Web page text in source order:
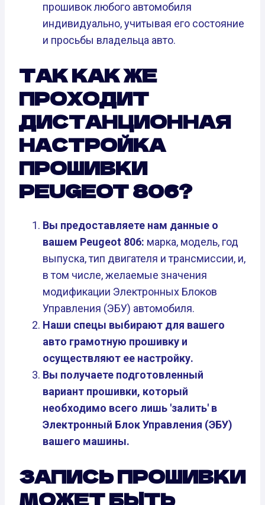
прошивок любого автомобиля
индивидуально, учитывая его состояние
и просьбы владельца авто.
ТАК КАК ЖЕ
ПРОХОДИТ
ДИСТАНЦИОННАЯ
НАСТРОЙКА
ПРОШИВКИ
PEUGEOT 806?
Вы предоставляете нам данные о
вашем Peugeot 806: марка, модель, год
выпуска, тип двигателя и трансмиссии, и,
в том числе, желаемые значения
модификации Электронных Блоков
Управления (ЭБУ) автомобиля.
Наши спецы выбирают для вашего
авто грамотную прошивку и
осуществляют ее настройку.
Вы получаете подготовленный
вариант прошивки, который
необходимо всего лишь 'залить' в
Электронный Блок Управления (ЭБУ)
вашего машины.
ЗАПИСЬ ПРОШИВКИ
МОЖЕТ БЫТЬ